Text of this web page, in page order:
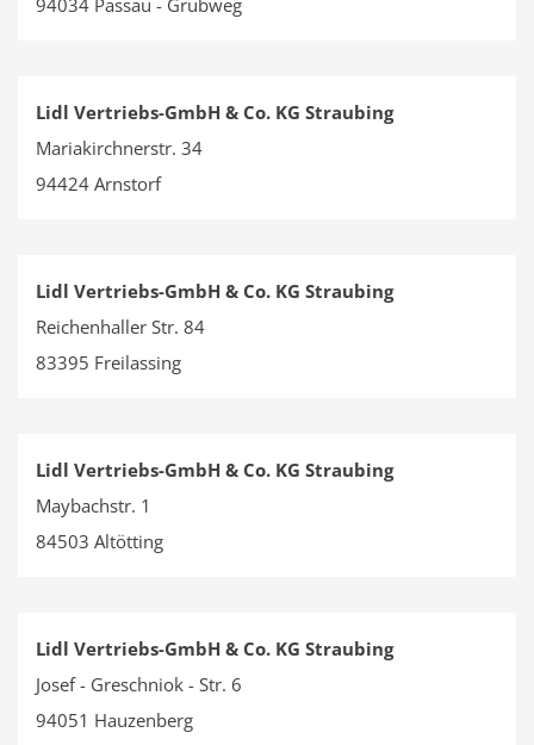
94034 Passau - Grubweg
Lidl Vertriebs-GmbH & Co. KG Straubing
Mariakirchnerstr. 34
94424 Arnstorf
Lidl Vertriebs-GmbH & Co. KG Straubing
Reichenhaller Str. 84
83395 Freilassing
Lidl Vertriebs-GmbH & Co. KG Straubing
Maybachstr. 1
84503 Altötting
Lidl Vertriebs-GmbH & Co. KG Straubing
Josef - Greschniok - Str. 6
94051 Hauzenberg